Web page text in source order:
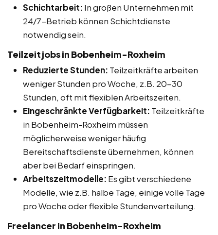
Schichtarbeit: In großen Unternehmen mit
24/7-Betrieb können Schichtdienste
notwendig sein.
Teilzeitjobs in Bobenheim-Roxheim
Reduzierte Stunden: Teilzeitkräfte arbeiten
weniger Stunden pro Woche, z.B. 20-30
Stunden, oft mit flexiblen Arbeitszeiten.
Eingeschränkte Verfügbarkeit: Teilzeitkräfte
in Bobenheim-Roxheim müssen
möglicherweise weniger häufig
Bereitschaftsdienste übernehmen, können
aber bei Bedarf einspringen.
Arbeitszeitmodelle: Es gibt verschiedene
Modelle, wie z.B. halbe Tage, einige volle Tage
pro Woche oder flexible Stundenverteilung.
Freelancer in Bobenheim-Roxheim